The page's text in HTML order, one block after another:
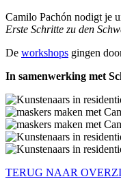
Camilo Pachón nodigt je
Erste Schritte zu den
De workshops gingen
In samenwerking met
TERUG NAAR